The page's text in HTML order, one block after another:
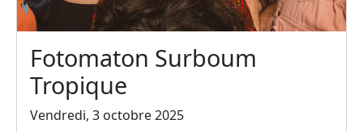
Fotomaton Surboum
Tropique
Vendredi, 3 octobre 2025